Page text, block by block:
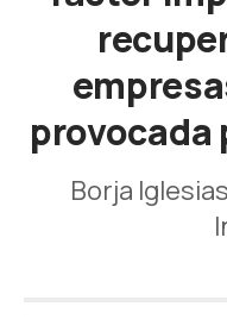
provocada
Borja